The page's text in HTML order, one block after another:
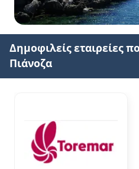
Δημοφιλείς εταιρείες
Πιάνοζα